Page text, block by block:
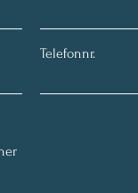
Telefonnr.